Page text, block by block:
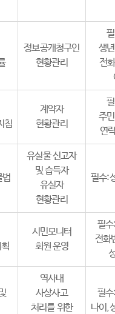
정보공개청구인
현황관리
생
전
침
계약자
현황관리
주
연
법
유실물 신고자
및 습득자
유실자
현황관리
필수:
시민모니터
회원 운영
필
전화
역사내
사상사고
처리를 위한
필
나이,